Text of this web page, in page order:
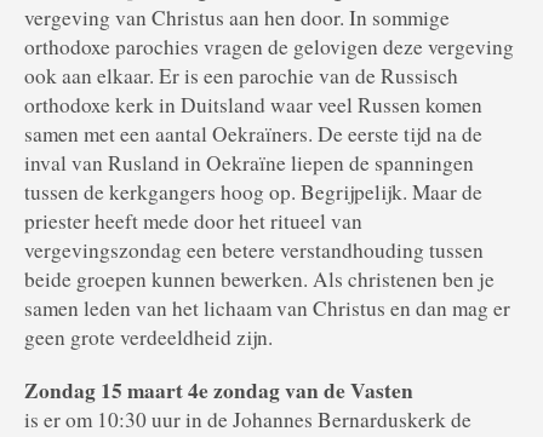
vergeving van Christus aan hen door. In sommige
orthodoxe parochies vragen de gelovigen deze vergeving
ook aan elkaar. Er is een parochie van de Russisch
orthodoxe kerk in Duitsland waar veel Russen komen
samen met een aantal Oekraïners. De eerste tijd na de
inval van Rusland in Oekraïne liepen de spanningen
tussen de kerkgangers hoog op. Begrijpelijk. Maar de
priester heeft mede door het ritueel van
vergevingszondag een betere verstandhouding tussen
beide groepen kunnen bewerken. Als christenen ben je
samen leden van het lichaam van Christus en dan mag er
geen grote verdeeldheid zijn.
Zondag 15 maart 4e zondag van de Vasten
is er om 10:30 uur in de Johannes Bernarduskerk de